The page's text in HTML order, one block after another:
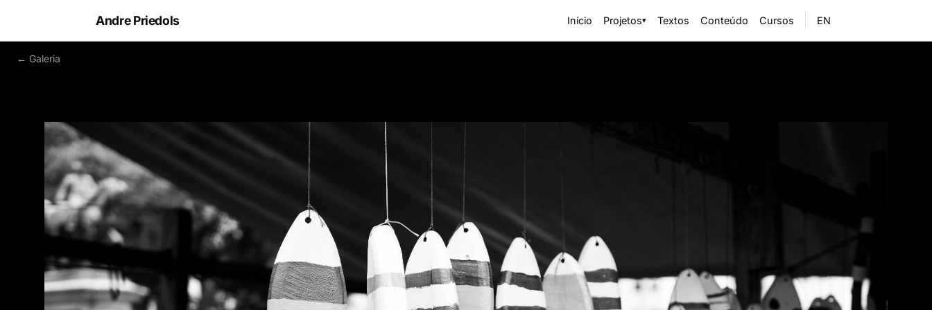
Andre Priedols Início Projetos▾ Textos Conteúdo Cursos EN
← Galeria